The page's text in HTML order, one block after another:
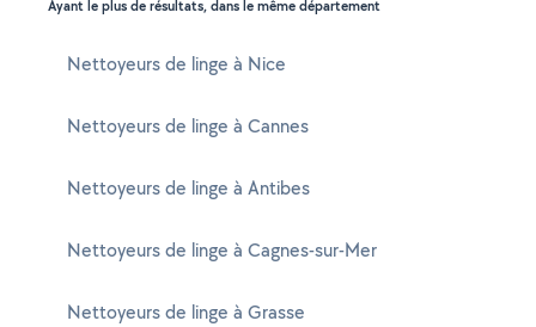
Ayant le plus de résultats, dans le même département
Nettoyeurs de linge à Nice
Nettoyeurs de linge à Cannes
Nettoyeurs de linge à Antibes
Nettoyeurs de linge à Cagnes-sur-Mer
Nettoyeurs de linge à Grasse